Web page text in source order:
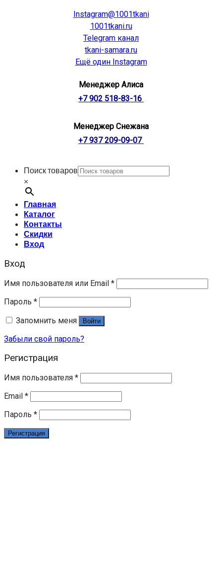
Instagram@1001tkani
1001tkani.ru
Telegram канал
tkani-samara.ru
Ещё один Instagram
Менеджер Алиса
+7 902 518-83-16
Менеджер Снежана
+7 937 209-09-07
Поиск товаров
×
Главная
Каталог
Контакты
Скидки
Вход
Вход
Имя пользователя или Email *
Пароль *
Запомнить меня
Войти
Забыли свой пароль?
Регистрация
Имя пользователя *
Email *
Пароль *
Регистрация